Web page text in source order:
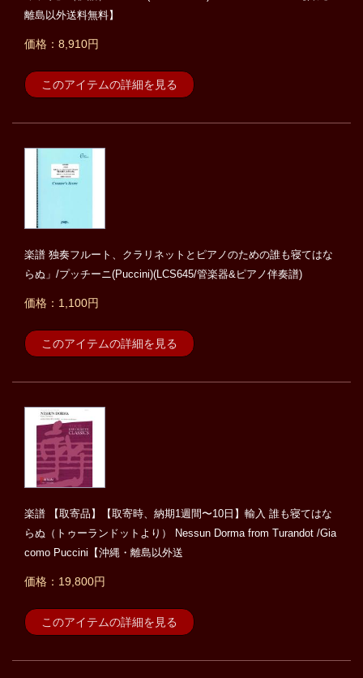
離島以外送料無料】
価格：8,910円
このアイテムの詳細を見る
楽譜 独奏フルート、クラリネットとピアノのための誰も寝てはな
らぬ」/プッチーニ(Puccini)(LCS645/管楽器&ピアノ伴奏譜)
価格：1,100円
このアイテムの詳細を見る
楽譜 【取寄品】【取寄時、納期1週間〜10日】輸入 誰も寝てはな
らぬ（トゥーランドットより） Nessun Dorma from Turandot /Gia
como Puccini【沖縄・離島以外送
価格：19,800円
このアイテムの詳細を見る